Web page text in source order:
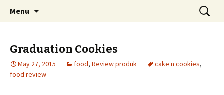
Menu
Search
for:
Graduation Cookies
May 27, 2015 food, Review produk cake n cookies,
food review